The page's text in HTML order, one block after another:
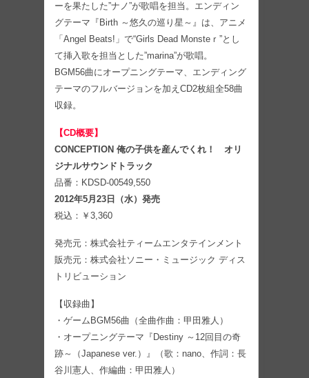
ーを果たした”ナノ”が歌唱を担当。エンディン
グテーマ『Birth ～悠久の巡り星～』は、アニメ
「Angel Beats!」で“Girls Dead Monsteｒ”とし
て挿入歌を担当とした”marina”が歌唱。
BGM56曲にオープニングテーマ、エンディング
テーマのフルバージョンを加えCD2枚組全58曲
収録。
【CD概要】
CONCEPTION 俺の子供を産んでくれ！ オリ
ジナルサウンドトラック
品番：KDSD-00549,550
2012年5月23日（水）発売
税込：￥3,360
発売元：株式会社ティームエンタテインメント
販売元：株式会社ソニー・ミュージック ディス
トリビューション
【収録曲】
・ゲームBGM56曲（全曲作曲：甲田雅人）
・オープニングテーマ『Destiny ～12回目の奇
跡～（Japanese ver.）』（歌：nano、作詞：長
谷川憲人、作編曲：甲田雅人）